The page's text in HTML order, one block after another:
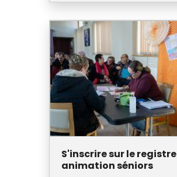
S'inscrire sur le registre
animation séniors